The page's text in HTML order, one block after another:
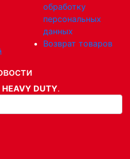
обработку
персональных
данных
Возврат товаров
HEAVY DUTY.